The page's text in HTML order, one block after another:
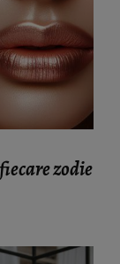
zodie